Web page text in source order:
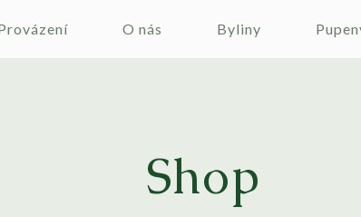
O nás Byliny
Shop